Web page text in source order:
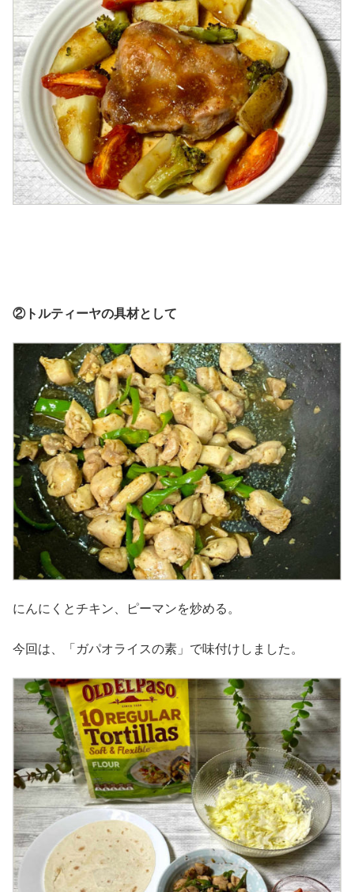
②トルティーヤの具材として
にんにくとチキン、ピーマンを炒める。
今回は、「ガパオライスの素」で味付けしました。